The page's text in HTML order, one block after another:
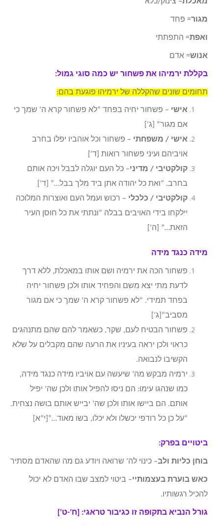
מאכלת= צינוק/כלא
מגור= פחד
ואפת= התפתתי
אנוש= אדם
בקללת ירמיהו את פשחור יש כמה סוגי גמול:
תחומים שונים שהקללה של ירמיהו פוגעת בהם:
אישי – פשחור יחיה בפחד “לא פשחור קרא ה’ שמך כי
אם מגור” [ג’]
אישי / משפחתי – פשחור וכל אוהביו יפלו בחרב
אויביהם ועיני פשחור רואות [ד’]
קולקטיבי / מדיני– כל העם יוגלה לבבל ויכה אותם
בחרב. “ואת כל יהודה אתן ביד מלך בבל…” [ד’]
קולקטיבי / כלכלי – רכוש ועמל העם ואוצרות המלוכה
יילקחו בידי האויבים בבלה “ונתתי את כל חוסן העיר
הזאת…” [ה’]
מידה כנגד מידה
פשחור הכה את ירמיה ושם אותו במאכלת, ללא דרך
לדעת מתי יצא משם והפחיד אותו ולכן פשחור יחיה
בפחד תמידי. “לא פשחור קרא ה’ שמך כי אם מגור
מסביב”[ג’]
פשחור הבטיח לעם, שקר, כשאמר להם שהם מתנהגים
כראוי ולכן יראה בעיניו את הרעה שהם מקבלים על שלא
הקשיבו לנבואה.
ירמיה מבקש מה’ שיעשה עם אויביו מידה כנגד מידה,
כמו שנהגו עימו: הם ניסו להפיל אותו ולכן שה’ יפיל
אותם. הם ביישו אותו ולכן שה’ יבייש אותם בושה נצחית.
“על כן כל רודפי יכשלו ולא יכלו, בשו מאוד…”[י”א]
ביטויים בפרק:
בוחן כליות ולב– כינוי לה’ שרואה ויודע גם מה שהאדם מסתיר
כאש בוערת בעצמותיי– ביטוי למצב שבו האדם לא יכול
להכיל רגשותיו.
גורל הנביא בתקופה זו כגיבור טראגי: [ח’-ט’]